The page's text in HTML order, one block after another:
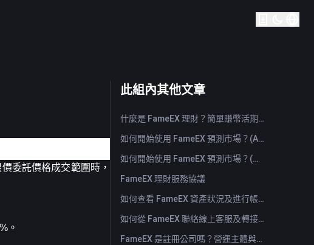
委託價格成交範圍時，
。
此組內其他文章
什麼是 FameEX 理財？簡單賺幣活期與定期產品介紹
如何開始使用 FameEX 預測市場？(App)
如何開始使用 FameEX 預測市場？(Web)
FameEX 理財服務協議
如何查看 FameEX 資產狀況及進行帳戶劃轉？（App）
如何從 FameEX 聯絡線上客服及轉接人工客服？
FameEX 是註冊公司嗎？營運主體與註冊資訊